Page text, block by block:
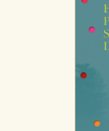
Puede consultar